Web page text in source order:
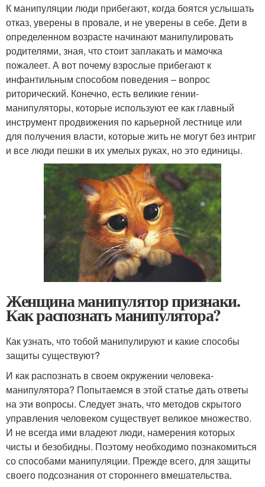
К манипуляции люди прибегают, когда боятся услышать
отказ, уверены в провале, и не уверены в себе. Дети в
определенном возрасте начинают манипулировать
родителями, зная, что стоит заплакать и мамочка
пожалеет. А вот почему взрослые прибегают к
инфантильным способом поведения – вопрос
риторический. Конечно, есть великие гении-
манипуляторы, которые используют ее как главный
инструмент продвижения по карьерной лестнице или
для получения власти, которые жить не могут без интриг
и все люди пешки в их умелых руках, но это единицы.
Женщина манипулятор признаки.
Как распознать манипулятора?
Как узнать, что тобой манипулируют и какие способы
защиты существуют?
И как распознать в своем окружении человека-
манипулятора? Попытаемся в этой статье дать ответы
на эти вопросы. Следует знать, что методов скрытого
управления человеком существует великое множество.
И не всегда ими владеют люди, намерения которых
чисты и безобидны. Поэтому необходимо познакомиться
со способами манипуляции. Прежде всего, для защиты
своего подсознания от стороннего вмешательства.